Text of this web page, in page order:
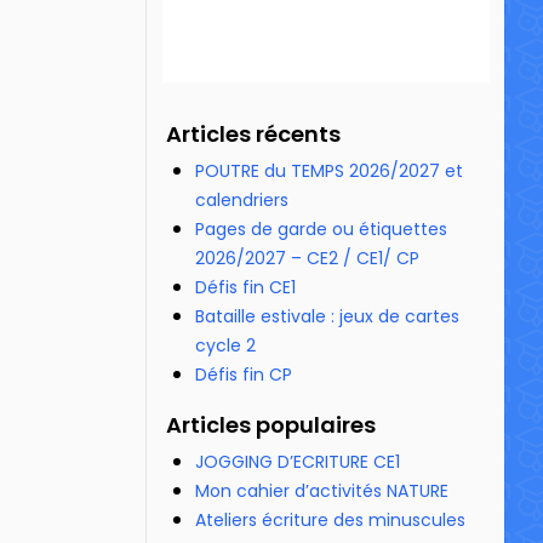
Articles récents
POUTRE du TEMPS 2026/2027 et
calendriers
Pages de garde ou étiquettes
2026/2027 – CE2 / CE1/ CP
Défis fin CE1
Bataille estivale : jeux de cartes
cycle 2
Défis fin CP
Articles populaires
JOGGING D’ECRITURE CE1
Mon cahier d’activités NATURE
Ateliers écriture des minuscules